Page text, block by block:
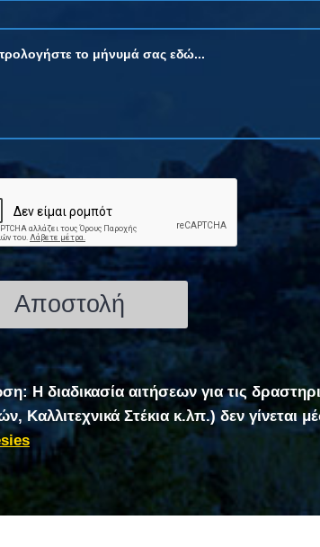
Η διαδικασία αιτήσεων για τις
Καλλιτεχνικά Στέκια κ.λπ.) δεν